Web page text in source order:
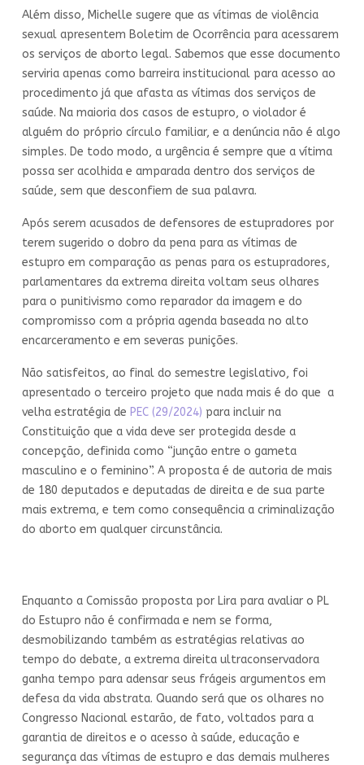
Além disso, Michelle sugere que as vítimas de violência
sexual apresentem Boletim de Ocorrência para acessarem
os serviços de aborto legal. Sabemos que esse documento
serviria apenas como barreira institucional para acesso ao
procedimento já que afasta as vítimas dos serviços de
saúde. Na maioria dos casos de estupro, o violador é
alguém do próprio círculo familiar, e a denúncia não é algo
simples. De todo modo, a urgência é sempre que a vítima
possa ser acolhida e amparada dentro dos serviços de
saúde, sem que desconfiem de sua palavra.
Após serem acusados de defensores de estupradores por
terem sugerido o dobro da pena para as vítimas de
estupro em comparação as penas para os estupradores,
parlamentares da extrema direita voltam seus olhares
para o punitivismo como reparador da imagem e do
compromisso com a própria agenda baseada no alto
encarceramento e em severas punições.
Não satisfeitos, ao final do semestre legislativo, foi
apresentado o terceiro projeto que nada mais é do que a
velha estratégia de PEC (29/2024) para incluir na
Constituição que a vida deve ser protegida desde a
concepção, definida como “junção entre o gameta
masculino e o feminino”. A proposta é de autoria de mais
de 180 deputados e deputadas de direita e de sua parte
mais extrema, e tem como consequência a criminalização
do aborto em qualquer circunstância.
Enquanto a Comissão proposta por Lira para avaliar o PL
do Estupro não é confirmada e nem se forma,
desmobilizando também as estratégias relativas ao
tempo do debate, a extrema direita ultraconservadora
ganha tempo para adensar seus frágeis argumentos em
defesa da vida abstrata. Quando será que os olhares no
Congresso Nacional estarão, de fato, voltados para a
garantia de direitos e o acesso à saúde, educação e
segurança das vítimas de estupro e das demais mulheres